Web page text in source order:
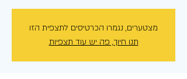
מצטערים, נגמרו הכרטיסים לתצפית הזו
תנו חיוך, פה יש עוד תצפיות